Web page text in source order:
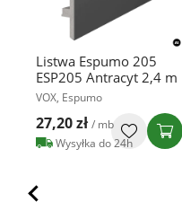
Listwa Espumo 205
ESP205 Antracyt 2,4 m
VOX, Espumo
27,20 zł / mb
Wysyłka do 24h